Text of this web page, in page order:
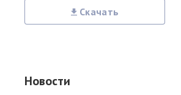
Скачать
Новости